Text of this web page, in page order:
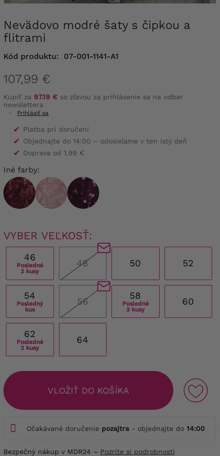
Nevädovo modré šaty s čipkou a
flitrami
Kód produktu: 07-001-1141-A1
107,99 €
Kúpiť za 97.19 € so zľavou za prihlásenie sa na odber
newslettera
-
Prihlásiť sa
✔ Platba pri doručení
✔ Objednajte do 14:00 – odosielame v ten istý deň
✔ Doprava od 1,99 €
Iné farby:
VYBER VEĽKOSŤ:
46
Posledné
2 kusy
48 50 52
54
Posledný
kus
56
58
Posledné
3 kusy
60
62
Posledné
2 kusy
64
VLOŽIŤ DO KOŠÍKA
Očakávané doručenie pozajtra - objednajte do 14:00
Bezpečný nákup v MDR24 – Pozrite si podrobnosti